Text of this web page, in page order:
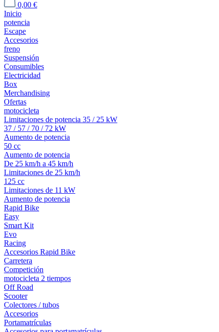
0,00 €
Inicio
potencia
Escape
Accesorios
freno
Suspensión
Consumibles
Electricidad
Box
Merchandising
Ofertas
motocicleta
Limitaciones de potencia 35 / 25 kW
37 / 57 / 70 / 72 kW
Aumento de potencia
50 cc
Aumento de potencia
De 25 km/h a 45 km/h
Limitaciones de 25 km/h
125 cc
Limitaciones de 11 kW
Aumento de potencia
Rapid Bike
Easy
Smart Kit
Evo
Racing
Accesorios Rapid Bike
Carretera
Competición
motocicleta 2 tiempos
Off Road
Scooter
Colectores / tubos
Accesorios
Portamatrículas